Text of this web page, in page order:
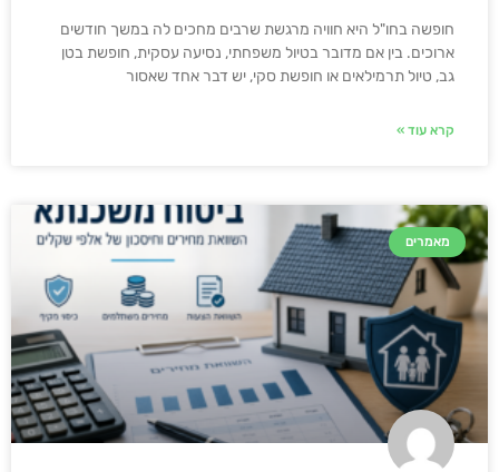
חופשה בחו"ל היא חוויה מרגשת שרבים מחכים לה במשך חודשים
ארוכים. בין אם מדובר בטיול משפחתי, נסיעה עסקית, חופשת בטן
גב, טיול תרמילאים או חופשת סקי, יש דבר אחד שאסור
קרא עוד »
מאמרים